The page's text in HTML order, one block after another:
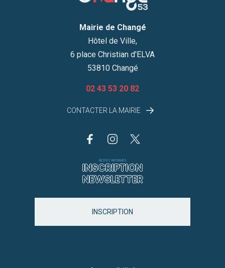
Mairie de Changé
Hôtel de Ville,
6 place Christian d'ELVA
53810 Changé
02 43 53 20 82
CONTACTER LA MAIRIE
RESTEZ INFORMÉS
INSCRIPTION
NEWSLETTER
INSCRIPTION